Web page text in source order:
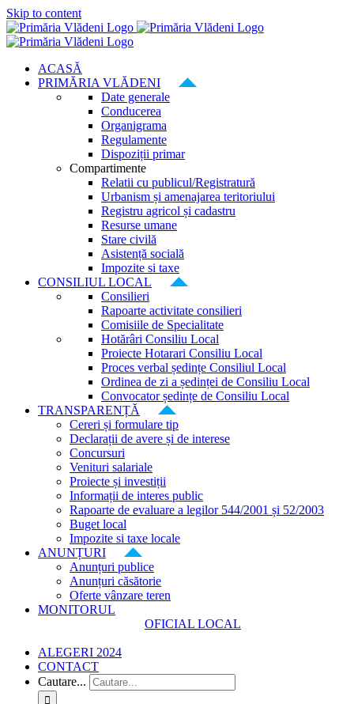
Skip to content
ACASĂ
PRIMĂRIA VLĂDENI
Date generale
Conducerea
Organigrama
Regulamente
Dispoziții primar
Compartimente
Relatii cu publicul/Registratură
Urbanism și amenajarea teritoriului
Registru agricol și cadastru
Resurse umane
Stare civilă
Asistență socială
Impozite si taxe
CONSILIUL LOCAL
Consilieri
Rapoarte activitate consilieri
Comisiile de Specialitate
Hotărâri Consiliu Local
Proiecte Hotarari Consiliu Local
Proces verbal ședințe Consiliul Local
Ordinea de zi a ședinței de Consiliu Local
Convocator ședințe de Consiliu Local
TRANSPARENȚĂ
Cereri și formulare tip
Declarații de avere și de interese
Concursuri
Venituri salariale
Proiecte și investiții
Informații de interes public
Rapoarte de evaluare a legilor 544/2001 și 52/2003
Buget local
Impozite si taxe locale
ANUNȚURI
Anunțuri publice
Anunțuri căsătorie
Oferte vânzare teren
MONITORUL
OFICIAL LOCAL
ALEGERI 2024
CONTACT
Cautare...